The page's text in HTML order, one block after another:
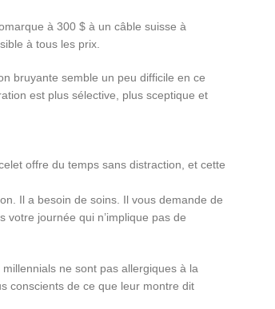
à 300 $ à un câble suisse à
à tous les prix.
bruyante semble un peu difficile en ce
est plus sélective, plus sceptique et
offre du temps sans distraction, et cette
Il a besoin de soins. Il vous demande de
journée qui n’implique pas de
ne sont pas allergiques à la
conscients de ce que leur montre dit